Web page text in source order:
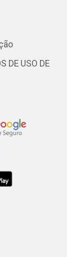
DE USO DE